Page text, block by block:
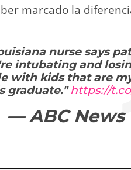
marcado la
nurse says
intubating and
with kids that are
graduate."https://
— ABC News